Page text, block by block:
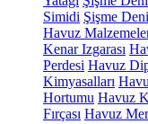
Simidi Şişme
Havuz
Kenar Izgarası
Perdesi Havuz
Kimyasalları
Hortumu Havuz
Fırçası Havuz